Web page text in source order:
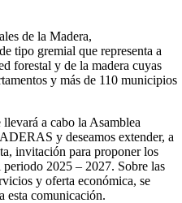
de la Madera,
tipo gremial que representa a
forestal y de la madera cuyas
y más de 110 municipios
a cabo la Asamblea
y deseamos extender, a
invitación para proponer los
2025 – 2027. Sobre las
y oferta económica, se
esta comunicación.